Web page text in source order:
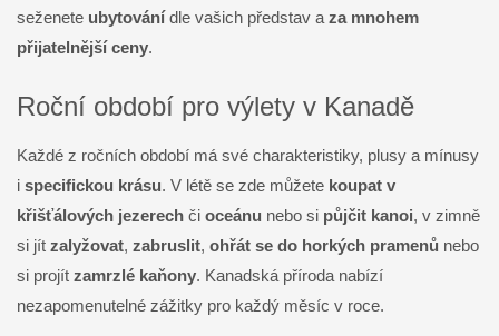
seženete ubytovánídle vašich představ a za mnohem
přijatelnější ceny.
Roční období pro výlety v Kanadě
Každé z ročních období má své charakteristiky, plusy a mínusy
i specifickou krásu. V létě se zde můžete koupat v
křišťálových jezerech či oceánu nebo si půjčit kanoi, v zimně
si jít zalyžovat, zabruslit, ohřát se do horkých pramenů nebo
si projít zamrzlé kaňony. Kanadská příroda nabízí
nezapomenutelné zážitky pro každý měsíc v roce.